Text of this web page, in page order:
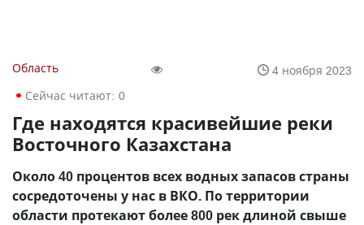
Область
4 ноября 2023
Сейчас читают: 0
Где находятся красивейшие реки
Восточного Казахстана
Около 40 процентов всех водных запасов страны
сосредоточены у нас в ВКО. По территории
области протекают более 800 рек длиной свыше